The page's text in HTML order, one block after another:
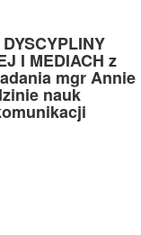
I MEDIACH z
mgr Annie
nauk